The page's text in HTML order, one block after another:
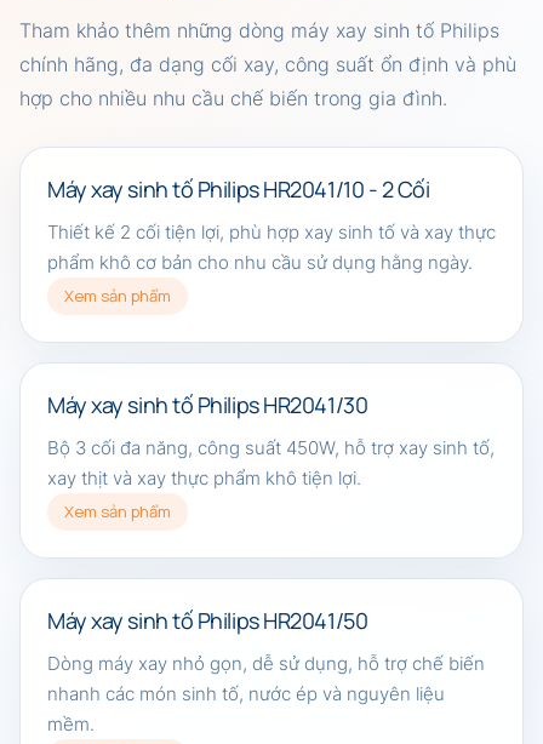
Tham khảo thêm những dòng máy xay sinh tố Philips
chính hãng, đa dạng cối xay, công suất ổn định và phù
hợp cho nhiều nhu cầu chế biến trong gia đình.
Máy xay sinh tố Philips HR2041/10 - 2 Cối
Thiết kế 2 cối tiện lợi, phù hợp xay sinh tố và xay thực
phẩm khô cơ bản cho nhu cầu sử dụng hằng ngày.
Xem sản phẩm
Máy xay sinh tố Philips HR2041/30
Bộ 3 cối đa năng, công suất 450W, hỗ trợ xay sinh tố,
xay thịt và xay thực phẩm khô tiện lợi.
Xem sản phẩm
Máy xay sinh tố Philips HR2041/50
Dòng máy xay nhỏ gọn, dễ sử dụng, hỗ trợ chế biến
nhanh các món sinh tố, nước ép và nguyên liệu
mềm.